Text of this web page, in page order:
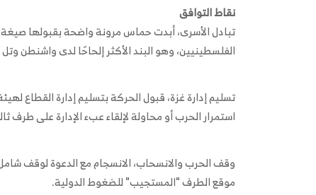
نقاط التوافق
تبادل الأسرى، أبدت حماس مرونة واضحة بقبولها صيغة
الفلسطينيين، وهو البند الأكثر إلحاحًا لدى واشنطن
تسليم إدارة غزة، قبول الحركة بتسليم إدارة القطاع
استمرار الحرب أو محاولة لإلقاء عبء الإدارة على
وقف الحرب والانسحاب، الانسجام مع الدعوة لوقف
موقع الطرف "المستجيب" للضغوط الدولية.